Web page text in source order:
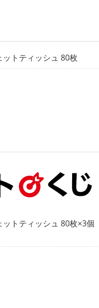
トティッシュ 80枚
トティッシュ 80枚×3個